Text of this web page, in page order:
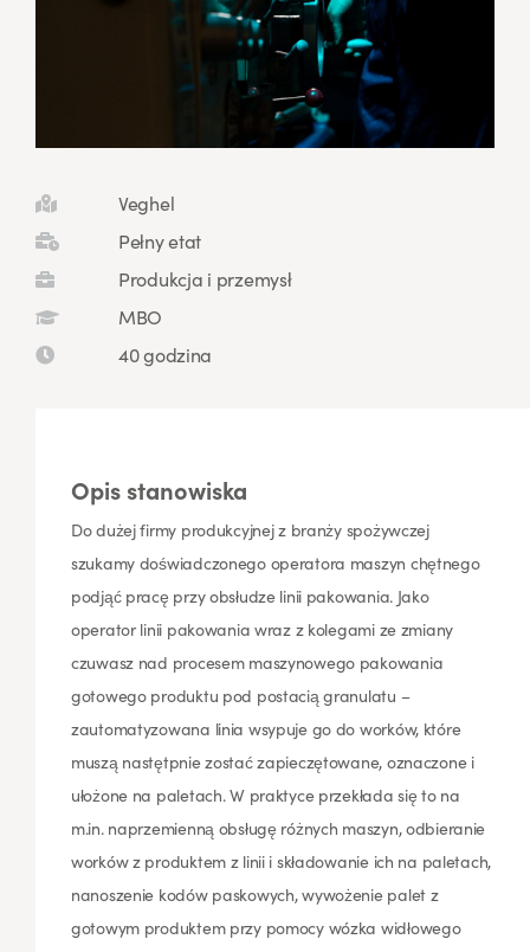
Veghel
Pełny etat
Produkcja i przemysł
MBO
40 godzina
Opis stanowiska
Do dużej firmy produkcyjnej z branży spożywczej
szukamy doświadczonego operatora maszyn chętnego
podjąć pracę przy obsłudze linii pakowania. Jako
operator linii pakowania wraz z kolegami ze zmiany
czuwasz nad procesem maszynowego pakowania
gotowego produktu pod postacią granulatu –
zautomatyzowana linia wsypuje go do worków, które
muszą nastętpnie zostać zapieczętowane, oznaczone i
ułożone na paletach. W praktyce przekłada się to na
m.in. naprzemienną obsługę różnych maszyn, odbieranie
worków z produktem z linii i składowanie ich na paletach,
nanoszenie kodów paskowych, wywożenie palet z
gotowym produktem przy pomocy wózka widłowego